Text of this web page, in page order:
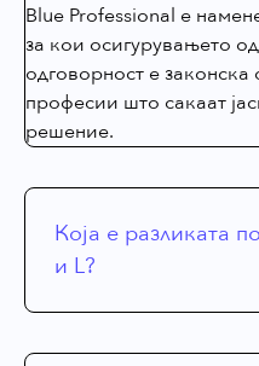
Blue Professional е
за кои осигурувањето
одговорност е
професии што сакаат
решение.
Која е разликата
и L?